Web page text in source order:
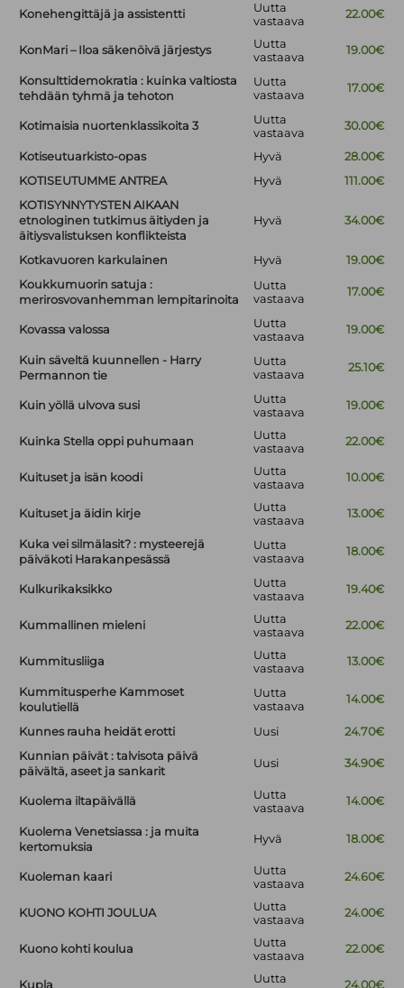
Konehengittäjä ja assistentti
Uutta
vastaava
22.00€
KonMari – Iloa säkenöivä järjestys
Uutta
vastaava
19.00€
Konsulttidemokratia : kuinka valtiosta
tehdään tyhmä ja tehoton
Uutta
vastaava
17.00€
Kotimaisia nuortenklassikoita 3
Uutta
vastaava
30.00€
Kotiseutuarkisto-opas Hyvä
28.00€
KOTISEUTUMME ANTREA
Hyvä
111.00€
KOTISYNNYTYSTEN AIKAAN
etnologinen tutkimus äitiyden ja
äitiysvalistuksen konflikteista
Hyvä 34.00€
Kotkavuoren karkulainen Hyvä
19.00€
Koukkumuorin satuja :
merirosvovanhemman lempitarinoita
Uutta
vastaava
17.00€
Kovassa valossa
Uutta
vastaava
19.00€
Kuin säveltä kuunnellen - Harry
Permannon tie
Uutta
vastaava
25.10€
Kuin yöllä ulvova susi
Uutta
vastaava
19.00€
Kuinka Stella oppi puhumaan
Uutta
vastaava
22.00€
Kuituset ja isän koodi
Uutta
vastaava
10.00€
Kuituset ja äidin kirje
Uutta
vastaava
13.00€
Kuka vei silmälasit? : mysteerejä
päiväkoti Harakanpesässä
Uutta
vastaava
18.00€
Kulkurikaksikko
Uutta
vastaava
19.40€
Kummallinen mieleni
Uutta
vastaava
22.00€
Kummitusliiga
Uutta
vastaava
13.00€
Kummitusperhe Kammoset
koulutiellä
Uutta
vastaava
14.00€
Kunnes rauha heidät erotti Uusi
24.70€
Kunnian päivät : talvisota päivä
päivältä, aseet ja sankarit
Uusi 34.90€
Kuolema iltapäivällä
Uutta
vastaava
14.00€
Kuolema Venetsiassa : ja muita
kertomuksia
Hyvä 18.00€
Kuoleman kaari
Uutta
vastaava
24.60€
KUONO KOHTI JOULUA
Uutta
vastaava
24.00€
Kuono kohti koulua
Uutta
vastaava
22.00€
Kupla
Uutta
24.00€